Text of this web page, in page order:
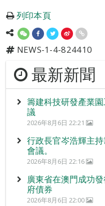
列印本頁
NEWS-1-4-824410
最新新聞
籌建科技研發產業
議
2026年8月6日 22:21
行政長官岑浩輝主
會議。
2026年8月6日 22:16
廣東省在澳門成功
府債券
2026年8月6日 22:00